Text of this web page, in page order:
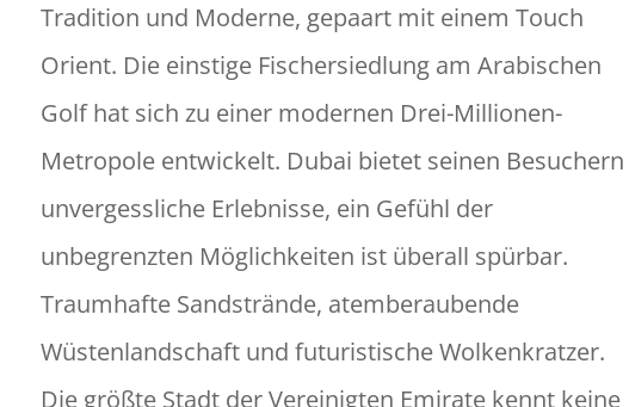
Tradition und Moderne, gepaart mit einem Touch
Orient. Die einstige Fischersiedlung am Arabischen
Golf hat sich zu einer modernen Drei-Millionen-
Metropole entwickelt. Dubai bietet seinen Besuchern
unvergessliche Erlebnisse, ein Gefühl der
unbegrenzten Möglichkeiten ist überall spürbar.
Traumhafte Sandstrände, atemberaubende
Wüstenlandschaft und futuristische Wolkenkratzer.
Die größte Stadt der Vereinigten Emirate kennt keine